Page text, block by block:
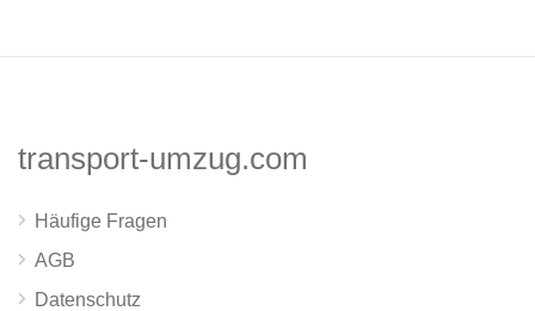
transport-umzug.com
Häufige Fragen
AGB
Datenschutz